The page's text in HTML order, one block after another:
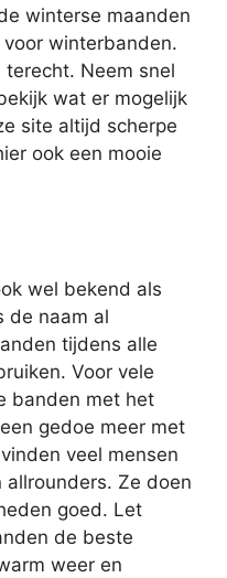
winterse maanden
winterbanden.
terecht. Neem snel
wat er mogelijk
site altijd scherpe
ook een mooie
wel bekend als
de naam al
tijdens alle
Voor vele
banden met het
gedoe meer met
veel mensen
Ze doen
goed. Let
de beste
weer en